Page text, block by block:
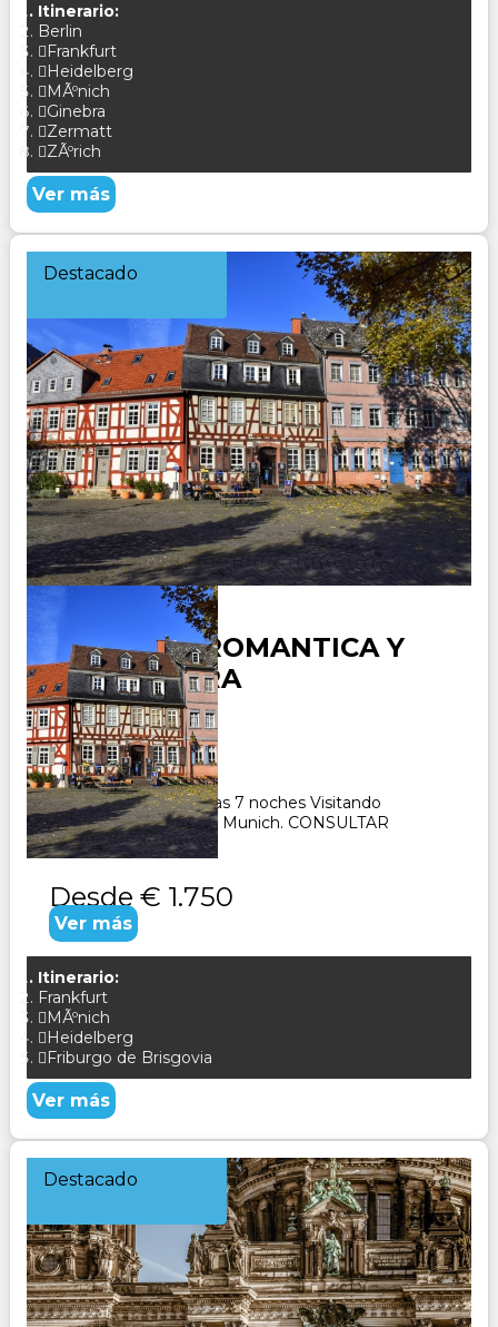
Itinerario:
Berlin
Frankfurt
Heidelberg
MÃºnich
Ginebra
Zermatt
ZÃºrich
Ver más
Destacado
ALEMANIA ROMANTICA Y
SELVA NEGRA
Duración:
8Días7Noches
Paquete Turístico 8 días 7 noches Visitando
Frankfurt, Estrasburgo, Munich. CONSULTAR
Desde € 1.750
Ver más
Itinerario:
Frankfurt
MÃºnich
Heidelberg
Friburgo de Brisgovia
Ver más
Destacado